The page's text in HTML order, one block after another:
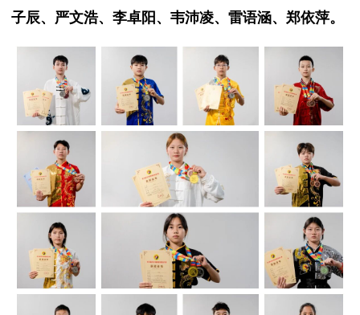
子辰、严文浩、李卓阳、韦沛凌、雷语涵、郑依萍。